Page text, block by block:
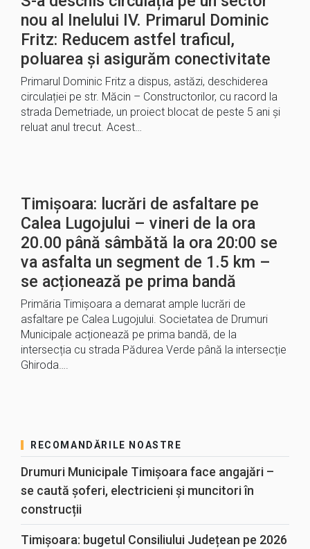
nou al Inelului IV. Primarul Dominic
Fritz: Reducem astfel traficul,
poluarea și asigurăm conectivitate
Primarul Dominic Fritz a dispus, astăzi, deschiderea
circulației pe str. Măcin – Constructorilor, cu racord la
strada Demetriade, un proiect blocat de peste 5 ani și
reluat anul trecut. Acest…
Timișoara: lucrări de asfaltare pe
Calea Lugojului – vineri de la ora
20.00 până sâmbătă la ora 20:00 se
va asfalta un segment de 1.5 km –
se acționează pe prima bandă
Primăria Timișoara a demarat ample lucrări de
asfaltare pe Calea Lugojului. Societatea de Drumuri
Municipale acționează pe prima bandă, de la
intersecția cu strada Pădurea Verde până la intersecție
Ghiroda….
RECOMANDĂRILE NOASTRE
Drumuri Municipale Timișoara face angajări –
se caută șoferi, electricieni și muncitori în
construcții
Timișoara: bugetul Consiliului Județean pe 2026